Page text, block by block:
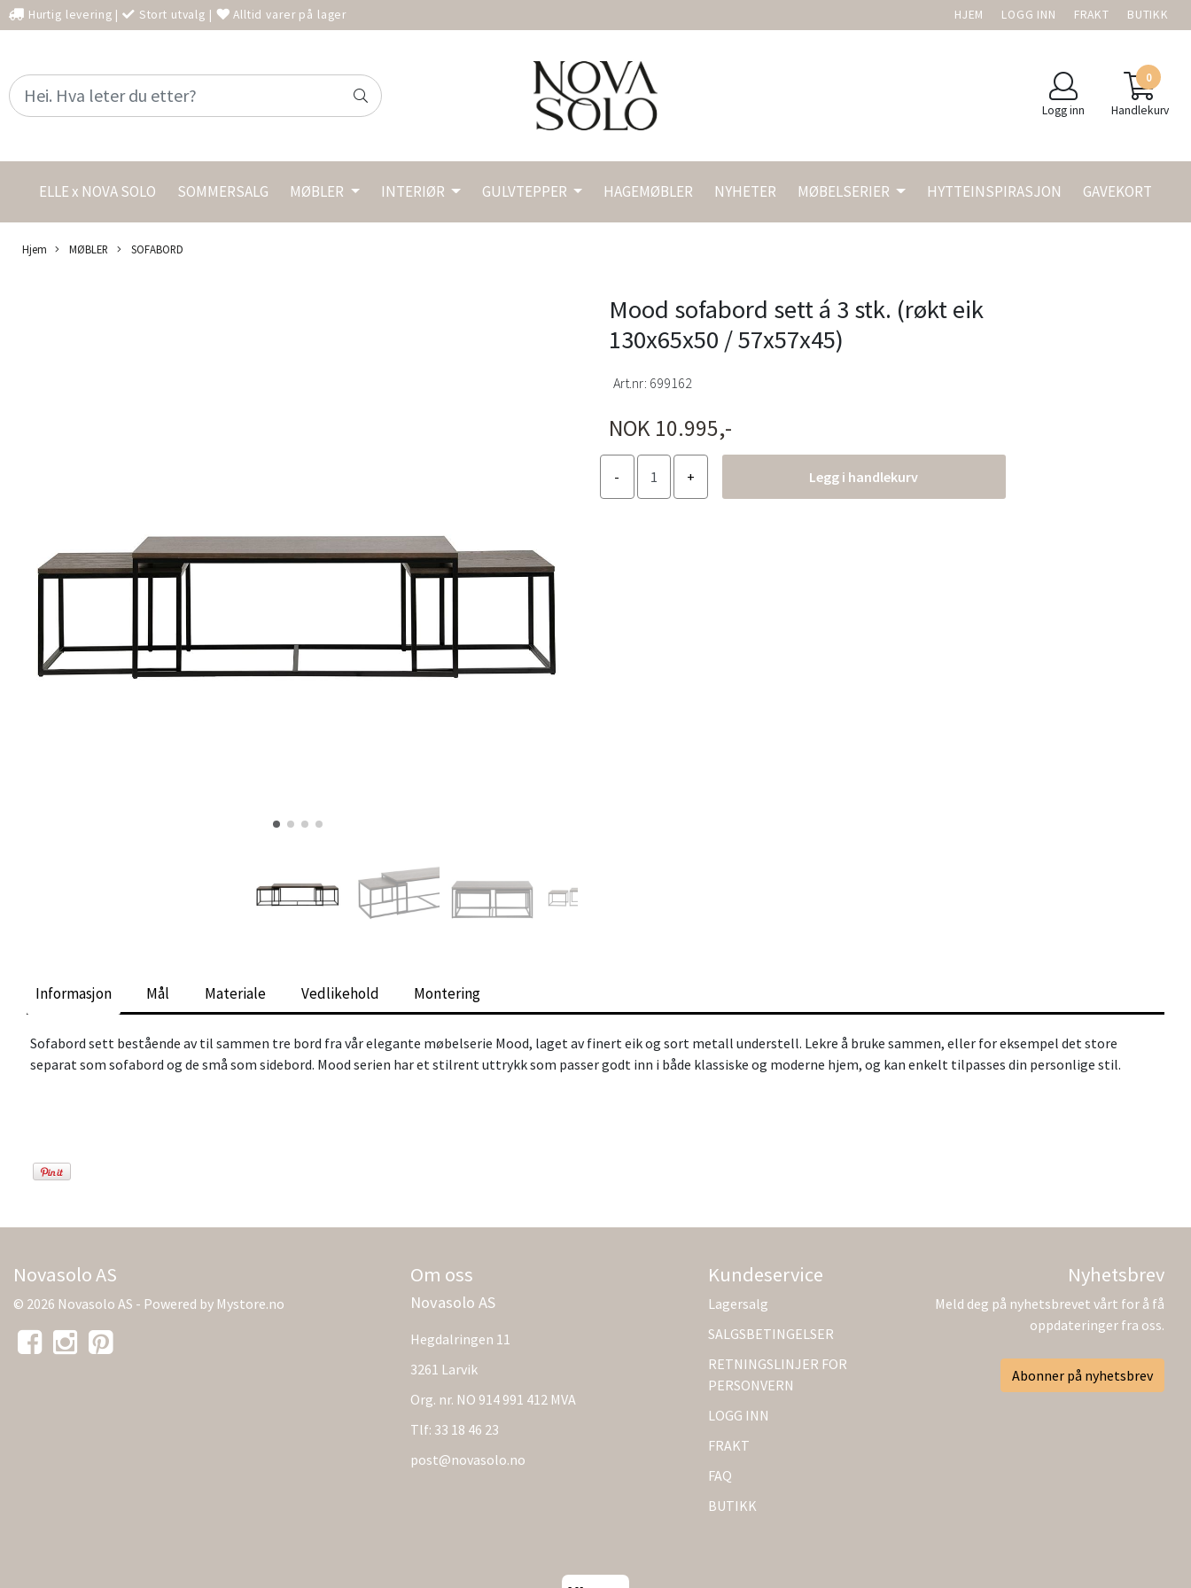
Hurtig levering | Stort utvalg | Alltid varer på lager HJEM LOGG INN FRAKT BUTIKK
Logg inn
0
Handlekurv
ELLE x NOVA SOLO SOMMERSALG MØBLER INTERIØR GULVTEPPER HAGEMØBLER NYHETER MØBELSERIER HYTTEINSPIRASJON GAVEKORT
Hjem MØBLER SOFABORD
Mood sofabord sett á 3 stk. (røkt eik
130x65x50 / 57x57x45)
Art.nr: 699162
NOK 10.995,-
Legg i handlekurv
Informasjon Mål Materiale Vedlikehold Montering
Sofabord sett bestående av til sammen tre bord fra vår elegante møbelserie Mood, laget av finert eik og sort metall understell. Lekre å bruke sammen, eller for eksempel det store
separat som sofabord og de små som sidebord. Mood serien har et stilrent uttrykk som passer godt inn i både klassiske og moderne hjem, og kan enkelt tilpasses din personlige stil.
Novasolo AS
© 2026 Novasolo AS - Powered by Mystore.no
Om oss
Novasolo AS
Hegdalringen 11
3261 Larvik
Org. nr. NO 914 991 412 MVA
Tlf: 33 18 46 23
post@novasolo.no
Kundeservice
Lagersalg
SALGSBETINGELSER
RETNINGSLINJER FOR
PERSONVERN
LOGG INN
FRAKT
FAQ
BUTIKK
Nyhetsbrev
Meld deg på nyhetsbrevet vårt for å få
oppdateringer fra oss.
Abonner på nyhetsbrev